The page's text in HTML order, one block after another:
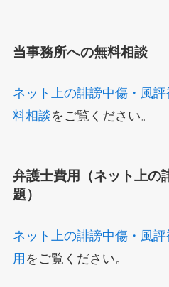
当事務所への無料相談
ネット上の誹謗中傷・風
料相談をご覧ください。
弁護士費用（ネット上の
題）
ネット上の誹謗中傷・風
用 をご覧ください。